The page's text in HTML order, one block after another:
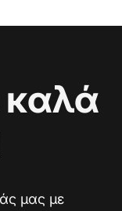
καλά
μας με